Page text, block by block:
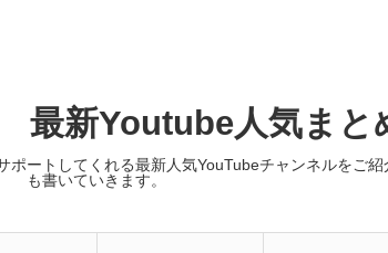
新Youtube人気まと
ートしてくれる最新人気YouTubeチャンネルをご
も書いていきます。